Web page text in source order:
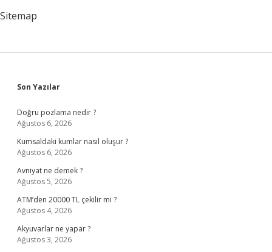
Sitemap
Sidebar
Son Yazılar
Doğru pozlama nedir ?
Ağustos 6, 2026
Kumsaldaki kumlar nasıl oluşur ?
Ağustos 6, 2026
Avniyat ne demek ?
Ağustos 5, 2026
ATM’den 20000 TL çekilir mi ?
Ağustos 4, 2026
Akyuvarlar ne yapar ?
Ağustos 3, 2026